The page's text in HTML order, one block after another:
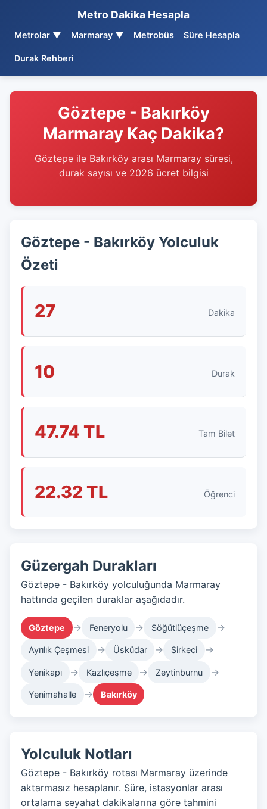
Metro Dakika Hesapla
Metrolar ▼ Marmaray ▼ Metrobüs Süre Hesapla
Durak Rehberi
Göztepe - Bakırköy
Marmaray Kaç Dakika?
Göztepe ile Bakırköy arası Marmaray süresi,
durak sayısı ve 2026 ücret bilgisi
Göztepe - Bakırköy Yolculuk
Özeti
27 Dakika
10 Durak
47.74 TL Tam Bilet
22.32 TL Öğrenci
Güzergah Durakları
Göztepe - Bakırköy yolculuğunda Marmaray
hattında geçilen duraklar aşağıdadır.
Göztepe → Feneryolu → Söğütlüçeşme →
Ayrılık Çeşmesi → Üsküdar → Sirkeci →
Yenikapı → Kazlıçeşme → Zeytinburnu →
Yenimahalle → Bakırköy
Yolculuk Notları
Göztepe - Bakırköy rotası Marmaray üzerinde
aktarmasız hesaplanır. Süre, istasyonlar arası
ortalama seyahat dakikalarına göre tahmini